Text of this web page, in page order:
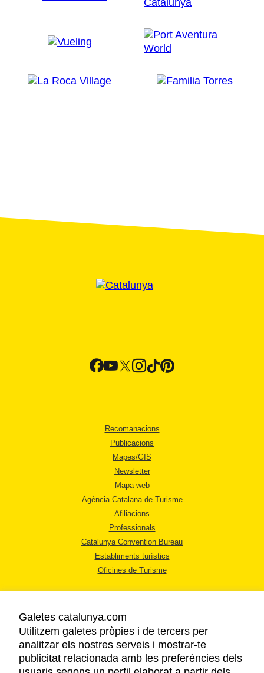
Recomanacions
Publicacions
Mapes/GIS
Newsletter
Mapa web
Agència Catalana de Turisme
Afiliacions
Professionals
Catalunya Convention Bureau
Establiments turístics
Oficines de Turisme
AVÍS LEGAL
POLÍTICA DE PRIVACITAT
Galetes catalunya.com
Utilitzem galetes pròpies i de tercers per
analitzar els nostres serveis i mostrar-te
publicitat relacionada amb les preferències dels